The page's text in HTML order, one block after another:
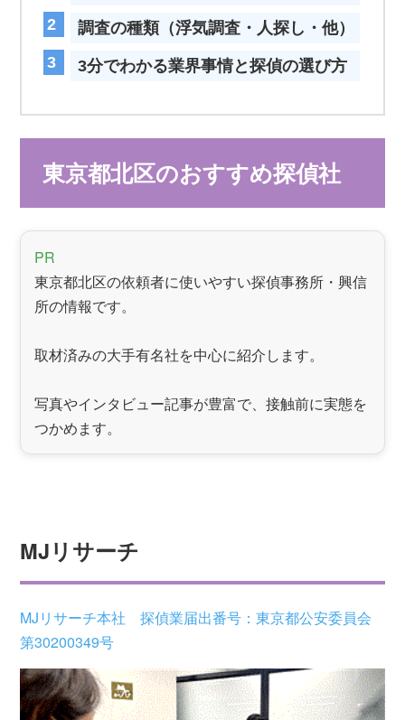
調査の種類（浮気調査・人探し・他）
3分でわかる業界事情と探偵の選び方
東京都北区のおすすめ探偵社
PR
東京都北区の依頼者に使いやすい探偵事務所・興信
所の情報です。
取材済みの大手有名社を中心に紹介します。
写真やインタビュー記事が豊富で、接触前に実態を
つかめます。
MJリサーチ
MJリサーチ本社 探偵業届出番号：東京都公安委員会
第30200349号